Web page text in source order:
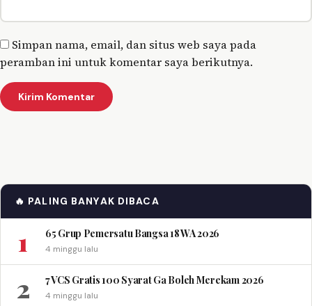
Simpan nama, email, dan situs web saya pada
peramban ini untuk komentar saya berikutnya.
🔥 PALING BANYAK DIBACA
1 65 Grup Pemersatu Bangsa 18 WA 2026
4 minggu lalu
2 7 VCS Gratis 100 Syarat Ga Boleh Merekam 2026
4 minggu lalu